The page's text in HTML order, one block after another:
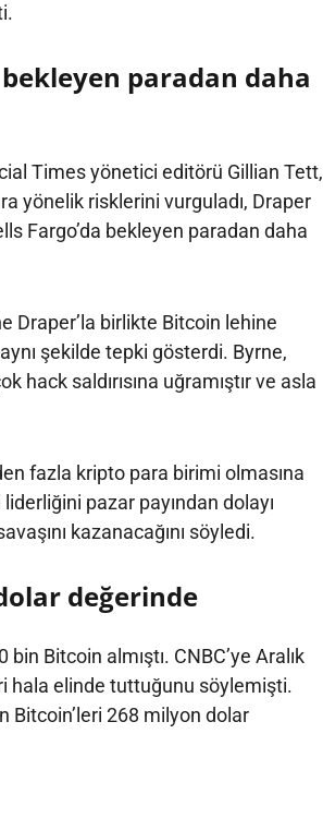
bekleyen paradan daha
Times yönetici editörü Gillian Tett,
yönelik risklerini vurguladı, Draper
Fargo’da bekleyen paradan daha
Draper’la birlikte Bitcoin lehine
şekilde tepki gösterdi. Byrne,
hack saldırısına uğramıştır ve asla
fazla kripto para birimi olmasına
pazar payından dolayı
kazanacağını söyledi.
değerinde
Bitcoin almıştı. CNBC’ye Aralık
hala elinde tuttuğunu söylemişti.
Bitcoin’leri 268 milyon dolar